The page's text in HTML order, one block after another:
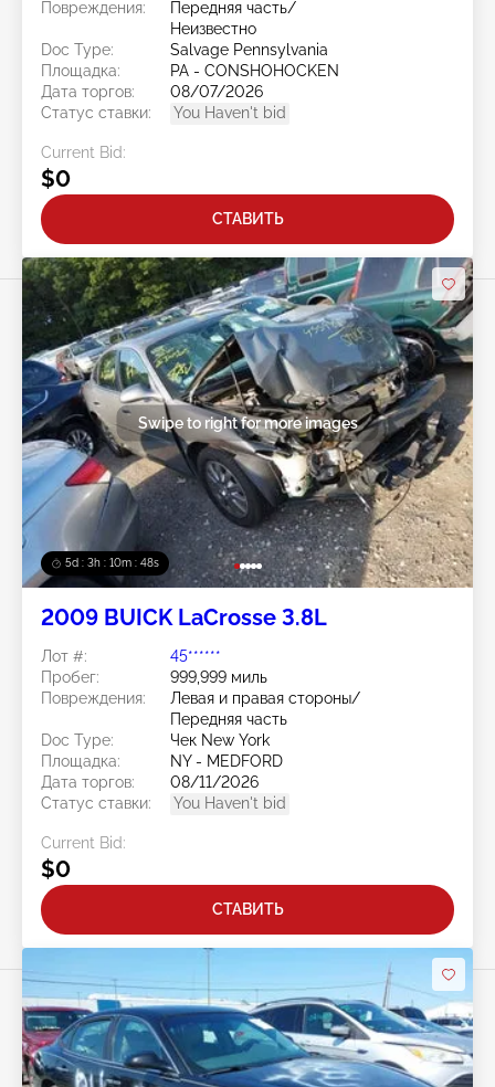
Повреждения:
Передняя часть/
Неизвестно
Doc Type:
Salvage Pennsylvania
Площадка:
PA - CONSHOHOCKEN
Дата торгов:
08/07/2026
Статус ставки:
You Haven't bid
Current Bid:
$0
СТАВИТЬ
5d : 3h : 10m : 45s
Swipe to right for more images
2009 BUICK LaCrosse 3.8L
Лот #:
45******
Пробег:
999,999 миль
Повреждения:
Левая и правая стороны/
Передняя часть
Doc Type:
Чек New York
Площадка:
NY - MEDFORD
Дата торгов:
08/11/2026
Статус ставки:
You Haven't bid
Current Bid:
$0
СТАВИТЬ